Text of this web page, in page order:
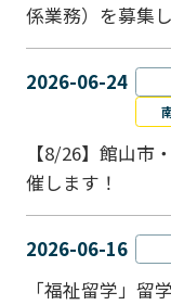
係業務）を募集
2026-06-24
【8/26】館山市
催します！
2026-06-16
「福祉留学」留